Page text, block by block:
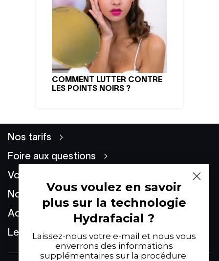
COMMENT LUTTER CONTRE
LES POINTS NOIRS ?
Nos tarifs
Foire aux questions
Vos préoccupations
Nos techniques
Actualités
Le Groupe
Vous voulez en savoir
plus sur la technologie
Hydrafacial ?
Laissez-nous votre e-mail et nous vous
enverrons des informations
supplémentaires sur la procédure.